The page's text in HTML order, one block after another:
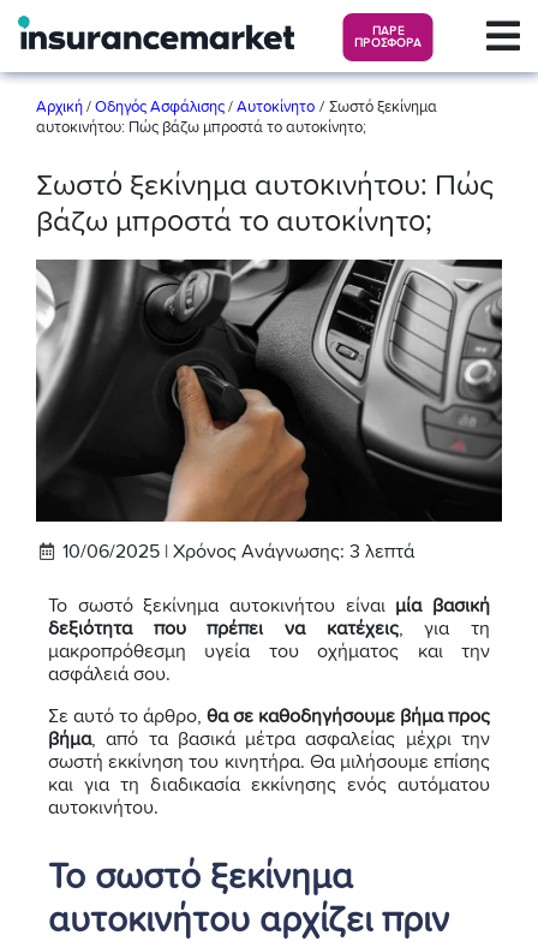
ΠΑΡΕ
ΠΡΟΣΦΟΡΑ
Αρχική / Οδηγός Ασφάλισης / Αυτοκίνητο / Σωστό ξεκίνημα
αυτοκινήτου: Πώς βάζω μπροστά το αυτοκίνητο;
Σωστό ξεκίνημα αυτοκινήτου: Πώς
βάζω μπροστά το αυτοκίνητο;
10/06/2025 | Χρόνος Ανάγνωσης: 3 λεπτά
Το σωστό ξεκίνημα αυτοκινήτου είναιμία βασική
δεξιότητα που πρέπει να κατέχεις, για τη
μακροπρόθεσμη υγεία του οχήματος και την
ασφάλειά σου.
Σε αυτό το άρθρο, θα σε καθοδηγήσουμε βήμα προς
βήμα, από τα βασικά μέτρα ασφαλείας μέχρι την
σωστή εκκίνηση του κινητήρα. Θα μιλήσουμε επίσης
και για τη διαδικασία εκκίνησης ενός αυτόματου
αυτοκινήτου.
Το σωστό ξεκίνημα
αυτοκινήτου αρχίζει πριν